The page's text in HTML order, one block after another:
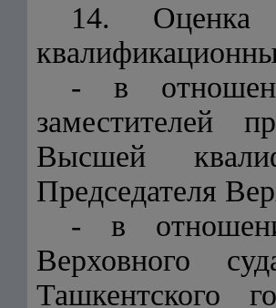
14. Оценка
- в
заместителей
Высшей
Председателя
- в
Верховного
Ташкентского